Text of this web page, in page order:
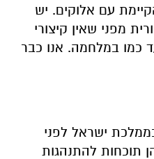
עם אלוקים. יש
מפני שאין קיצורי
כמו במלחמה. אנו כבר
ישראל לפני
תוכחות להתנהגות